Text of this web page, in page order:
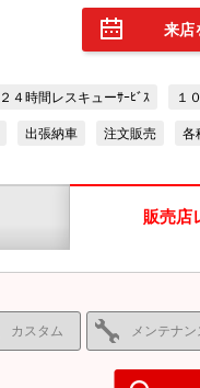
来店
２４時間レスキューｻｰﾋﾞｽ １
出張納車 注文販売 各
販売店
カスタム メンテナ